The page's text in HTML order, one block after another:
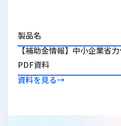
品
情
受
製品名
【補助金情報】中小企業省
PDF資料
資料を見る→